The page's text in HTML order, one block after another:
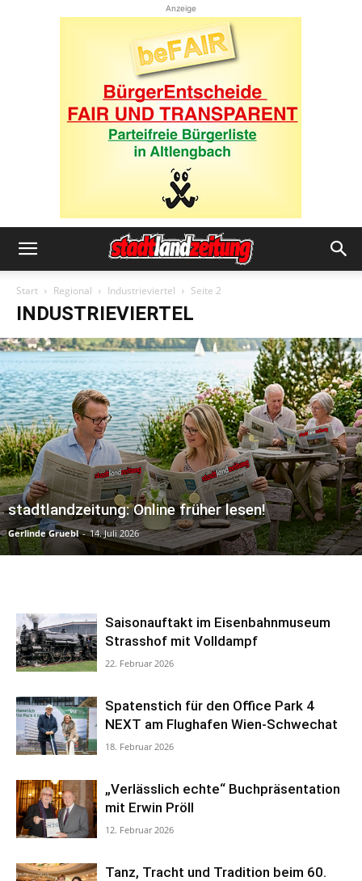
Anzeige
Start Regional Industrieviertel Seite 2
INDUSTRIEVIERTEL
stadtlandzeitung: Online früher lesen!
Gerlinde Gruebl - 14. Juli 2026
Saisonauftakt im Eisenbahnmuseum
Strasshof mit Volldampf
22. Februar 2026
Spatenstich für den Office Park 4
NEXT am Flughafen Wien-Schwechat
18. Februar 2026
„Verlässlich echte“ Buchpräsentation
mit Erwin Pröll
12. Februar 2026
Tanz, Tracht und Tradition beim 60.